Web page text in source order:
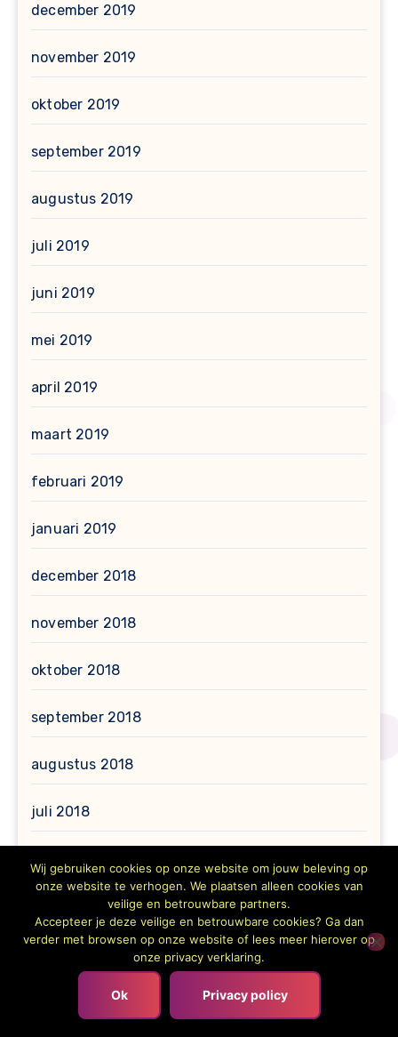
december 2019
november 2019
oktober 2019
september 2019
augustus 2019
juli 2019
juni 2019
mei 2019
april 2019
maart 2019
februari 2019
januari 2019
december 2018
november 2018
oktober 2018
september 2018
augustus 2018
juli 2018
januari 2018
Wij gebruiken cookies op onze website om jouw beleving op
onze website te verhogen. We plaatsen alleen cookies van
veilige en betrouwbare partners.
Accepteer je deze veilige en betrouwbare cookies? Ga dan
verder met browsen op onze website of lees meer hierover op
onze privacy verklaring.
Ok Privacy policy